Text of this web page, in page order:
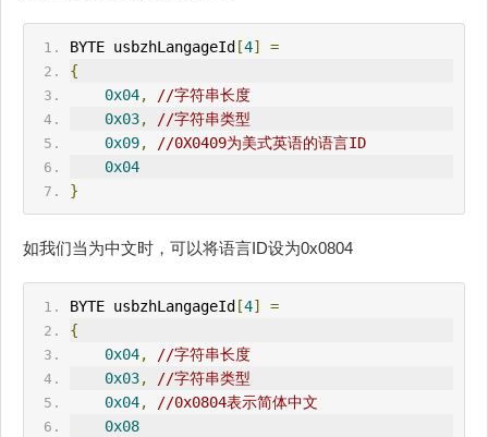
BYTE usbzhLangageId [4]
=
{
0x04,
//字符串长度
0x03,
//字符串类型
0x09,
//0X0409为美式英语的语言ID
0x04
}
如我们当为中文时，可以将语言ID设为0x0804
BYTE usbzhLangageId [4]
=
{
0x04,
//字符串长度
0x03,
//字符串类型
0x04,
//0x0804表示简体中文
0x08